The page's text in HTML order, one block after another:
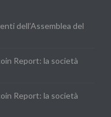
dell’Assemblea del
Report: la società
Report: la società